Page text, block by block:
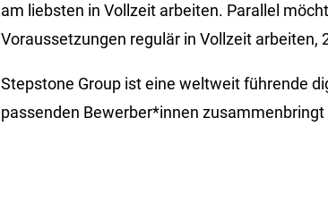
am liebsten in Vollzeit arbeiten. Parallel
Voraussetzungen regulär in Vollzeit arbeiten,
Stepstone Group ist eine weltweit führende
passenden Bewerber*innen